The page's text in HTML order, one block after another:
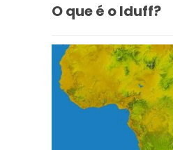
O que é o Iduff?